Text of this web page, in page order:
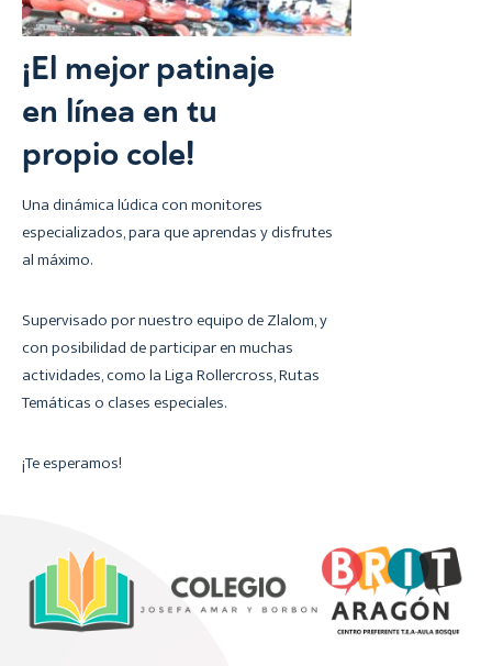
¡El mejor patinaje
en línea en tu
propio cole!
Una dinámica lúdica con monitores
especializados, para que aprendas y disfrutes
al máximo.
Supervisado por nuestro equipo de Zlalom, y
con posibilidad de participar en muchas
actividades, como la Liga Rollercross, Rutas
Temáticas o clases especiales.
¡Te esperamos!